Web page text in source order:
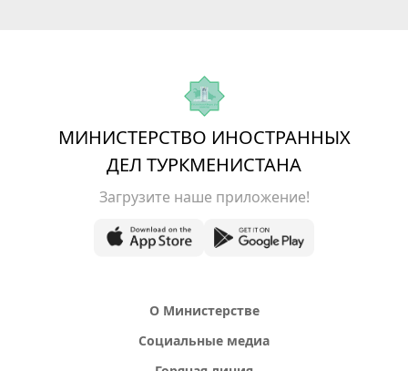
МИНИСТЕРСТВО ИНОСТРАННЫХ
ДЕЛ ТУРКМЕНИСТАНА
Загрузите наше приложение!
О Министерстве
Социальные медиа